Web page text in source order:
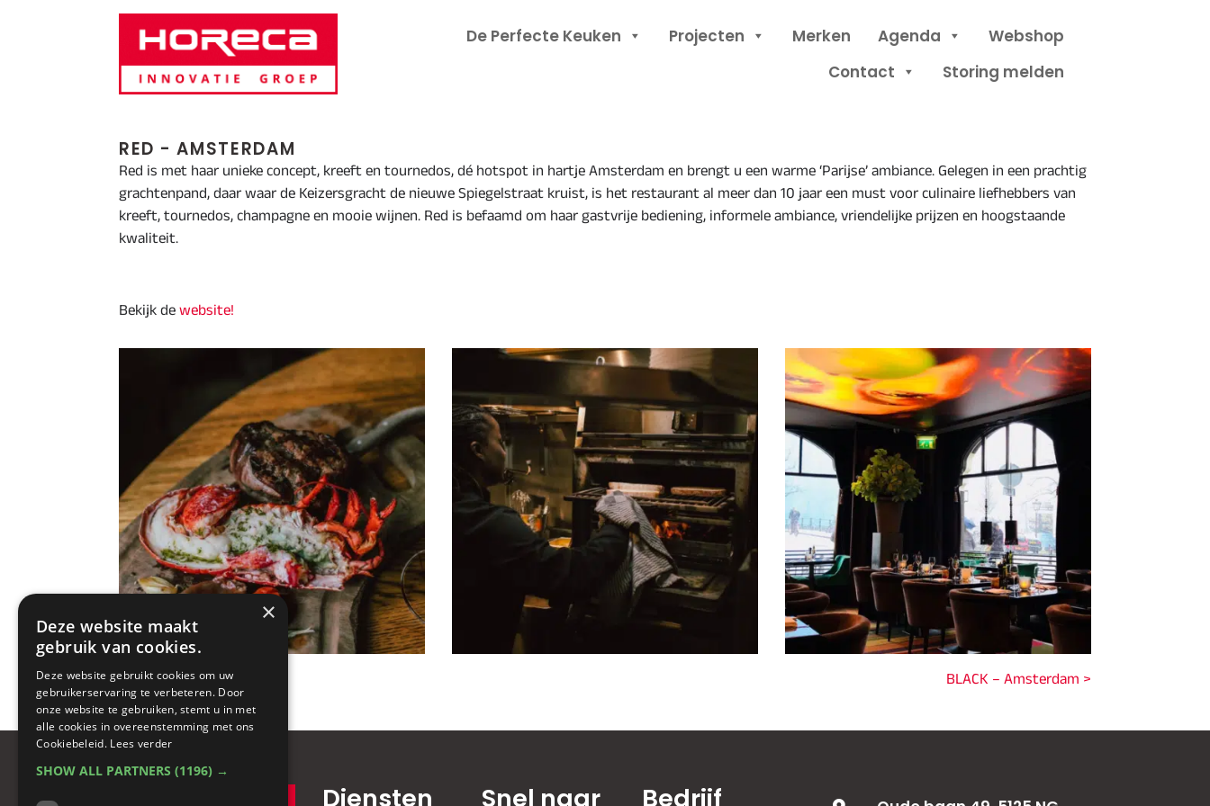
Horeca Innovatie Groep
Header
De Perfecte Keuken Projecten Merken Agenda
Webshop
Contact
Storing melden
RED - AMSTERDAM
Red is met haar unieke concept, kreeft en tournedos, dé hotspot in hartje Amsterdam en brengt u een warme ‘Parijse’ ambiance. Gelegen in een prachtig
grachtenpand, daar waar de Keizersgracht de nieuwe Spiegelstraat kruist, is het restaurant al meer dan 10 jaar een must voor culinaire liefhebbers van
kreeft, tournedos, champagne en mooie wijnen. Red is befaamd om haar gastvrije bediening, informele ambiance, vriendelijke prijzen en hoogstaande
kwaliteit.
Bekijk de website!
BLACK – Amsterdam >
Diensten Snel naar Bedrijf
×
Deze website maakt
gebruik van cookies.
Deze website gebruikt cookies om uw
gebruikerservaring te verbeteren. Door
onze website te gebruiken, stemt u in met
alle cookies in overeenstemming met ons
Cookiebeleid. Lees verder
SHOW ALL PARTNERS (1196) →